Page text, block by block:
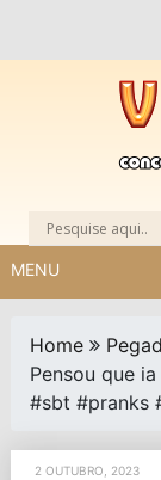
MENU
Home
Pensou que
#sbt #pranks
2 OUTUBRO, 2023